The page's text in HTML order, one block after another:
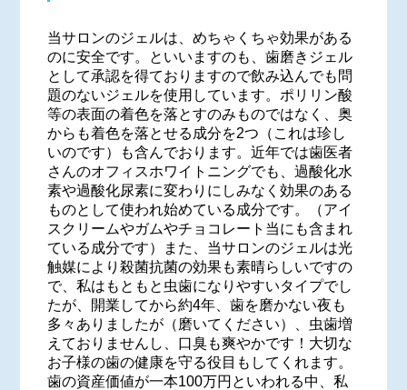
当サロンのジェルは、めちゃくちゃ効果がある
のに安全です。といいますのも、歯磨きジェル
として承認を得ておりますので飲み込んでも問
題のないジェルを使用しています。ポリリン酸
等の表面の着色を落とすのみものではなく、奥
からも着色を落とせる成分を2つ（これは珍し
いのです）も含んでおります。近年では歯医者
さんのオフィスホワイトニングでも、過酸化水
素や過酸化尿素に変わりにしみなく効果のある
ものとして使われ始めている成分です。（アイ
スクリームやガムやチョコレート当にも含まれ
ている成分です）また、当サロンのジェルは光
触媒により殺菌抗菌の効果も素晴らしいですの
で、私はもともと虫歯になりやすいタイプでし
たが、開業してから約4年、歯を磨かない夜も
多々ありましたが（磨いてください）、虫歯増
えておりませんし、口臭も爽やかです！大切な
お子様の歯の健康を守る役目もしてくれます。
歯の資産価値が一本100万円といわれる中、私